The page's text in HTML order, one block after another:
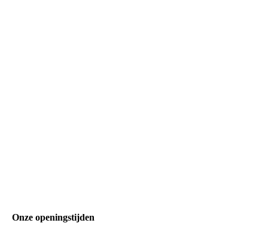
Onze openingstijden